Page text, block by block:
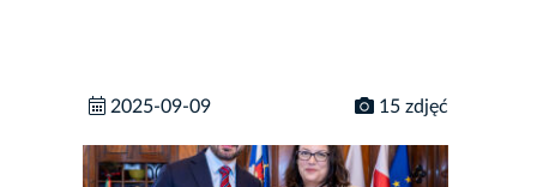
2025-09-09 15 zdjęć